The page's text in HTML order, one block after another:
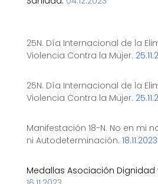
25N. Día Internacional de la
Violencia Contra la Mujer.
25N. Día Internacional de la
Violencia Contra la Mujer.
Manifestación 18-N. No en mi
ni Autodeterminación. 18.11.2023
Medallas Asociación Dignidad